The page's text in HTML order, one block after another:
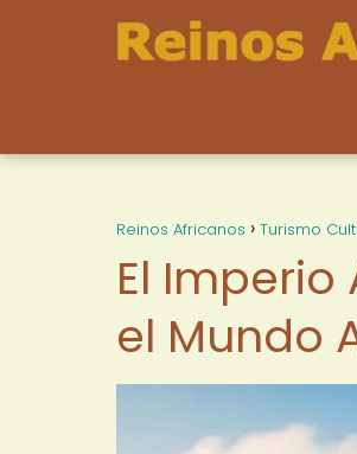
Reinos Africanos Turismo
El
el Mundo